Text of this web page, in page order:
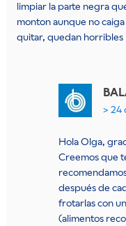
limpiar la parte negra
monton aunque no
quitar, quedan horribles
24
Hola Olga,
Creemos que
después de
frotarlas con
(alimentos